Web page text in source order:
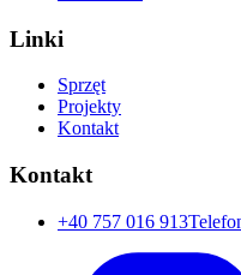
Linki
Sprzęt
Projekty
Kontakt
Kontakt
+40 757 016 913